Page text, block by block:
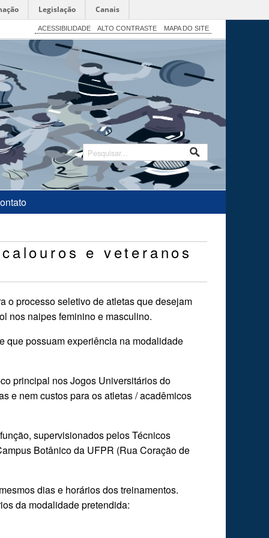
Legislação Canais
ACESSIBILIDADE ALTO CONTRASTE MAPA DO SITE
e veteranos
o processo seletivo de atletas que desejam
nos naipes feminino e masculino.
que possuam experiência na modalidade
principal nos Jogos Universitários do
e nem custos para os atletas / acadêmicos
supervisionados pelos Técnicos
Botânico da UFPR (Rua Coração de
dias e horários dos treinamentos.
da modalidade pretendida: